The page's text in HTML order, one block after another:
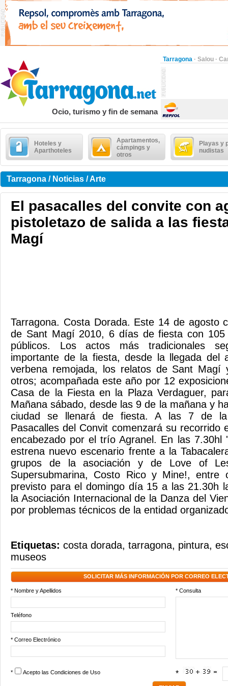
Tarragona · Salou ·
Ocio, turismo y fin de semana
Hoteles y
Aparthoteles
Apartamentos,
cámpings y
otros
Playas y
nudistas
Tarragona / Noticias / Arte
El pasacalles del convite con
pistoletazo de salida a las
Magí
Tarragona. Costa Dorada. Este 14 de agosto
de Sant Magí 2010, 6 días de fiesta con
públicos. Los actos más tradicionales
importante de la fiesta, desde la llegada del
verbena remojada, los relatos de Sant Magí
otros; acompañada este año por 12
Casa de la Fiesta en la Plaza Verdaguer,
Mañana sábado, desde las 9 de la mañana y
ciudad se llenará de fiesta. A las 7 de la
Pasacalles del Convit comenzará su recorrido
encabezado por el trío Agranel. En las 7.30hl
estrena nuevo escenario frente a la
grupos de la asociación y de Love of
Supersubmarina, Costo Rico y Mine!, entre
previsto para el domingo día 15 a las 21.30h
la Asociación Internacional de la Danza del
por problemas técnicos de la entidad
Etiquetas: costa dorada, tarragona, pintura,
museos
SOLICITAR MÁS INFORMACIÓN POR CORREO
* Nombre y Apellidos * Consulta
Teléfono
* Correo Electrónico
* Acepto las Condiciones de Uso *